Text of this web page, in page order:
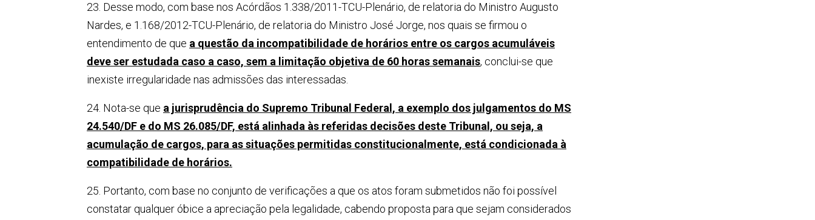
23. Desse modo, com base nos Acórdãos 1.338/2011-TCU-Plenário, de relatoria do Ministro Augusto
Nardes, e 1.168/2012-TCU-Plenário, de relatoria do Ministro José Jorge, nos quais se firmou o
entendimento de que a questão da incompatibilidade de horários entre os cargos acumuláveis
deve ser estudada caso a caso, sem a limitação objetiva de 60 horas semanais, conclui-se que
inexiste irregularidade nas admissões das interessadas.
24. Nota-se que a jurisprudência do Supremo Tribunal Federal, a exemplo dos julgamentos do MS
24.540/DF e do MS 26.085/DF, está alinhada às referidas decisões deste Tribunal, ou seja, a
acumulação de cargos, para as situações permitidas constitucionalmente, está condicionada à
compatibilidade de horários.
25. Portanto, com base no conjunto de verificações a que os atos foram submetidos não foi possível
constatar qualquer óbice a apreciação pela legalidade, cabendo proposta para que sejam considerados